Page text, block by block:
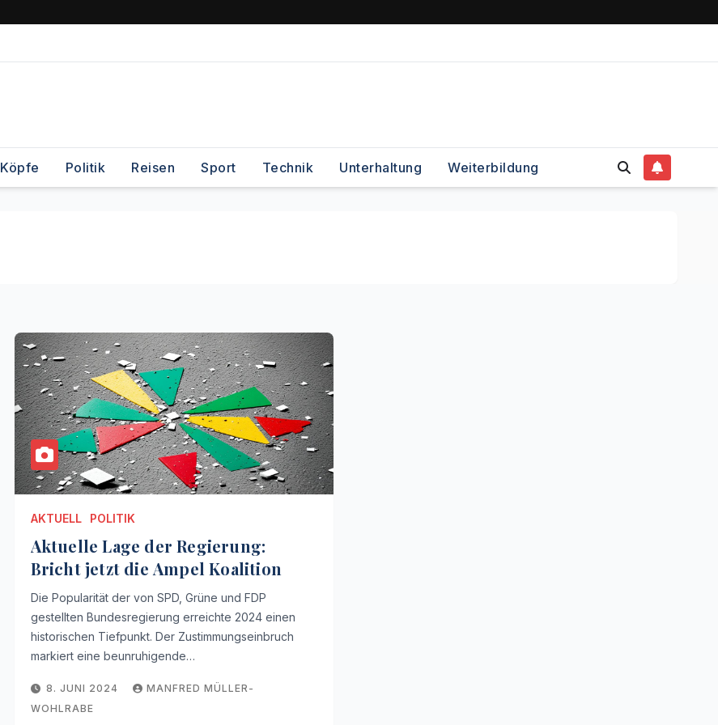
Köpfe Politik Reisen Sport Technik Unterhaltung Weiterbildung
AKTUELL POLITIK
Aktuelle Lage der Regierung:
Bricht jetzt die Ampel Koalition
Die Popularität der von SPD, Grüne und FDP
gestellten Bundesregierung erreichte 2024 einen
historischen Tiefpunkt. Der Zustimmungseinbruch
markiert eine beunruhigende…
8. JUNI 2024
MANFRED MÜLLER-
WOHLRABE